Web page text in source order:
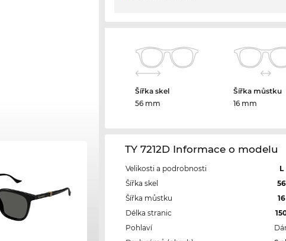
Šířka skel
56 mm
Šířka můstku
16 mm
TY 7212D Informace o modelu
Velikosti a podrobnosti
L
Šířka skel
56
Šířka můstku
16
Délka stranic
Pohlaví